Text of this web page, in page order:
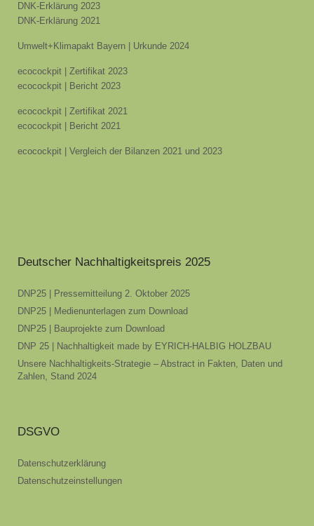
DNK-Erklärung 2023
DNK-Erklärung 2021
Umwelt+Klimapakt Bayern | Urkunde 2024
ecocockpit | Zertifikat 2023
ecocockpit | Bericht 2023
ecocockpit | Zertifikat 2021
ecocockpit | Bericht 2021
ecocockpit | Vergleich der Bilanzen 2021 und 2023
Deutscher Nachhaltigkeitspreis 2025
DNP25 | Pressemitteilung 2. Oktober 2025
DNP25 | Medienunterlagen zum Download
DNP25 | Bauprojekte zum Download
DNP 25 | Nachhaltigkeit made by EYRICH-HALBIG HOLZBAU
Unsere Nachhaltigkeits-Strategie – Abstract in Fakten, Daten und
Zahlen, Stand 2024
DSGVO
Datenschutzerklärung
Datenschutzeinstellungen